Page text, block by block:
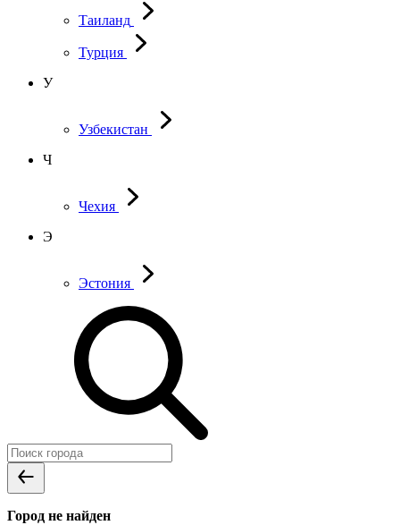
Таиланд
Турция
У
Узбекистан
Ч
Чехия
Э
Эстония
Город не найден